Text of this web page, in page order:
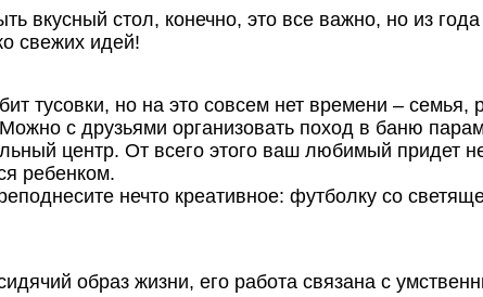
вкусный стол, конечно, это все важно, но из
свежих идей!
тусовки, но на это совсем нет времени –
с друзьями организовать поход в баню
центр. От всего этого ваш любимый придет
ребенком.
нечто креативное: футболку со
образ жизни, его работа связана с